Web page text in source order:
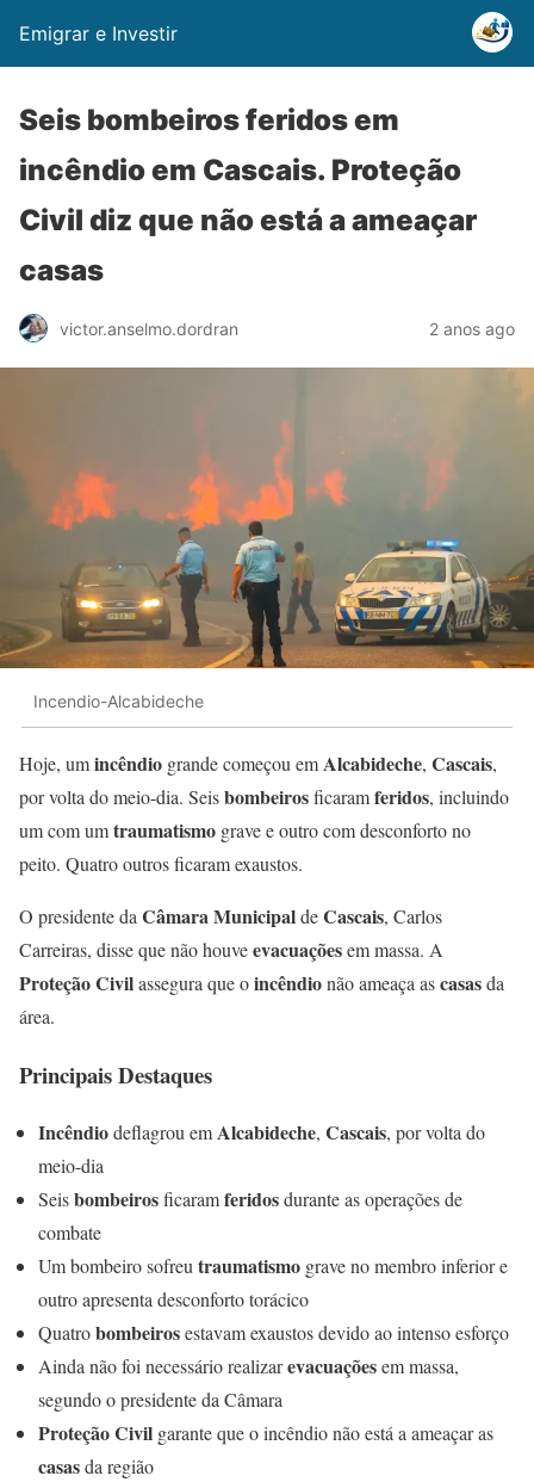
Emigrar e Investir
Seis bombeiros feridos em
incêndio em Cascais. Proteção
Civil diz que não está a ameaçar
casas
victor.anselmo.dordran 2 anos ago
Incendio-Alcabideche
Hoje, umincêndio grande começou emAlcabideche, Cascais,
por volta do meio-dia. Seisbombeirosficaramferidos, incluindo
um com umtraumatismo grave e outro com desconforto no
peito. Quatro outros ficaram exaustos.
O presidente da Câmara MunicipaldeCascais, Carlos
Carreiras, disse que não houveevacuaçõesem massa. A
Proteção Civilassegura que oincêndionão ameaça ascasasda
área.
Principais Destaques
Incêndiodeflagrou emAlcabideche, Cascais, por volta do
meio-dia
Seisbombeirosficaramferidosdurante as operações de
combate
Um bombeiro sofreutraumatismo grave no membro inferior e
outro apresenta desconforto torácico
Quatrobombeirosestavam exaustos devido ao intenso esforço
Ainda não foi necessário realizarevacuaçõesem massa,
segundo o presidente da Câmara
Proteção Civil garante que o incêndio não está a ameaçar as
casasda região